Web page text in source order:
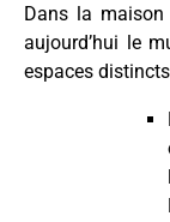
Dans la maison
aujourd’hui le
espaces